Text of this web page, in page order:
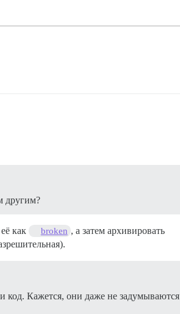
другим?
как broken , а затем архивировать
код. Кажется, они даже не задумываются